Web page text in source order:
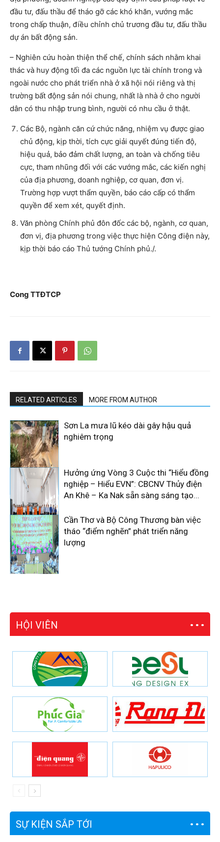
đầu tư, đấu thầu để tháo gỡ các khó khăn, vướng mắc
trong chấp thuận, điều chỉnh chủ trương đầu tư, đấu thầu
dự án bất động sản.
– Nghiên cứu hoàn thiện thể chế, chính sách nhằm khai
thác và huy động tối đa các nguồn lực tài chính trong và
ngoài nước cho phát triển nhà ở xã hội nói riêng và thị
trường bất động sản nói chung, nhất là nhà ở cho người
dân có thu nhập trung bình, người có nhu cầu ở thật.
Các Bộ, ngành căn cứ chức năng, nhiệm vụ được giao
chủ động, kịp thời, tích cực giải quyết đúng tiến độ,
hiệu quả, bảo đảm chất lượng, an toàn và chống tiêu
cực, tham nhũng đối với các vướng mắc, các kiến nghị
của địa phương, doanh nghiệp, cơ quan, đơn vị.
Trường hợp vượt thẩm quyền, báo cáo cấp có thẩm
quyền để xem xét, quyết định.
Văn phòng Chính phủ đôn đốc các bộ, ngành, cơ quan,
đơn vị, địa phương trong việc thực hiện Công điện này,
kịp thời báo cáo Thủ tướng Chính phủ./.
Cong TTĐTCP
RELATED ARTICLES MORE FROM AUTHOR
Sơn La mưa lũ kéo dài gây hậu quả
nghiêm trọng
Hưởng ứng Vòng 3 Cuộc thi “Hiểu đồng
nghiệp – Hiểu EVN”: CBCNV Thủy điện
An Khê – Ka Nak sẵn sàng sáng tạo...
Cần Thơ và Bộ Công Thương bàn việc
tháo “điểm nghẽn” phát triển năng
lượng
HỘI VIÊN
SỰ KIỆN SẮP TỚI